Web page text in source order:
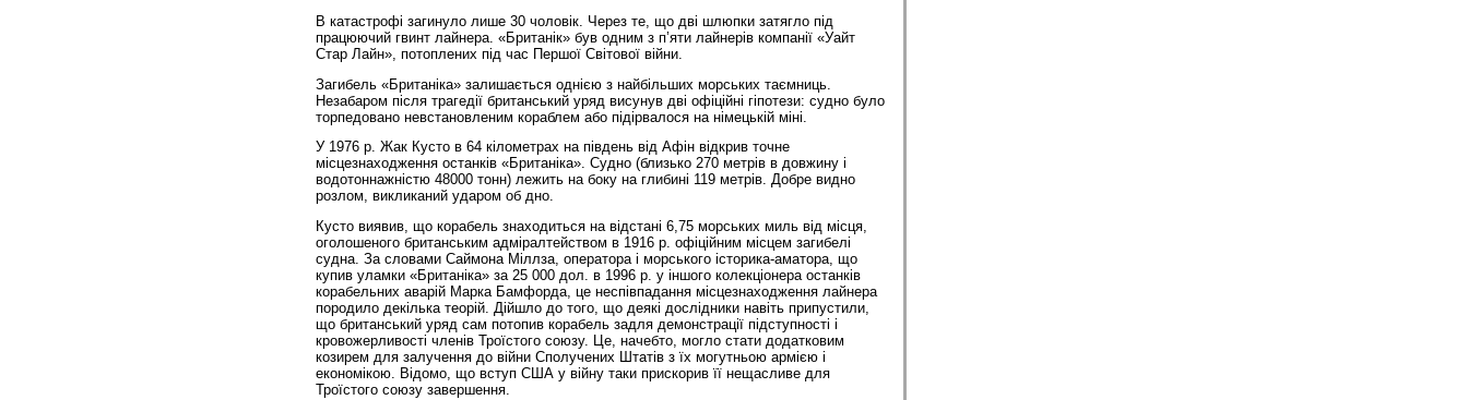
В катастрофі загинуло лише 30 чоловік. Через те, що дві шлюпки затягло під
працюючий гвинт лайнера. «Британік» був одним з п’яти лайнерів компанії «Уайт
Стар Лайн», потоплених під час Першої Світової війни.
Загибель «Британіка» залишається однією з найбільших морських таємниць.
Незабаром після трагедії британський уряд висунув дві офіційні гіпотези: судно було
торпедовано невстановленим кораблем або підірвалося на німецькій міні.
У 1976 р. Жак Кусто в 64 кілометрах на південь від Афін відкрив точне
місцезнаходження останків «Британіка». Судно (близько 270 метрів в довжину і
водотоннажністю 48000 тонн) лежить на боку на глибині 119 метрів. Добре видно
розлом, викликаний ударом об дно.
Кусто виявив, що корабель знаходиться на відстані 6,75 морських миль від місця,
оголошеного британським адміралтейством в 1916 р. офіційним місцем загибелі
судна. За словами Саймона Міллза, оператора і морського історика-аматора, що
купив уламки «Британіка» за 25 000 дол. в 1996 р. у іншого колекціонера останків
корабельних аварій Марка Бамфорда, це неспівпадання місцезнаходження лайнера
породило декілька теорій. Дійшло до того, що деякі дослідники навіть припустили,
що британський уряд сам потопив корабель задля демонстрації підступності і
кровожерливості членів Троїстого союзу. Це, начебто, могло стати додатковим
козирем для залучення до війни Сполучених Штатів з їх могутньою армією і
економікою. Відомо, що вступ США у війну таки прискорив її нещасливе для
Троїстого союзу завершення.